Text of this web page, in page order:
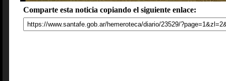
Comparte esta noticia copiando el siguiente enlace: